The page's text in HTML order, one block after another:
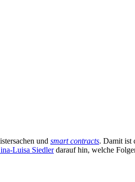
und smart contracts. Damit ist
Luisa Siedlerdarauf hin, welche